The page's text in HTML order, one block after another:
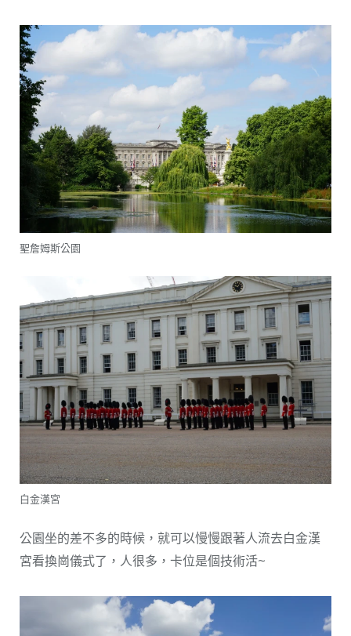
聖詹姆斯公園
白金漢宮
公園坐的差不多的時候，就可以慢慢跟著人流去白金漢
宮看換崗儀式了，人很多，卡位是個技術活~